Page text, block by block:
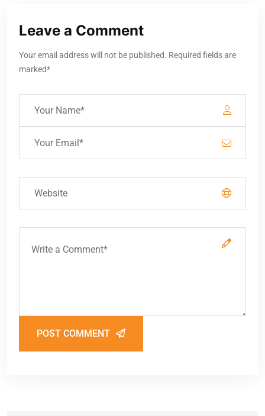
Leave a Comment
Your email address will not be published. Required fields are
marked*
POST COMMENT